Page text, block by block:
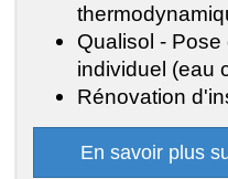
Qualisol -
individuel (eau
Rénovation
En savoir plus